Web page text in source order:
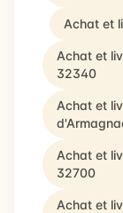
Achat et
Achat et
32340
Achat et
Achat et
32700
Achat et